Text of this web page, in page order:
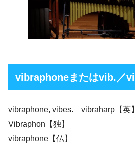
vibraphoneまたはvib.／
vibraphone, vibes. vibraharp【英】
Vibraphon【独】
vibraphone【仏】